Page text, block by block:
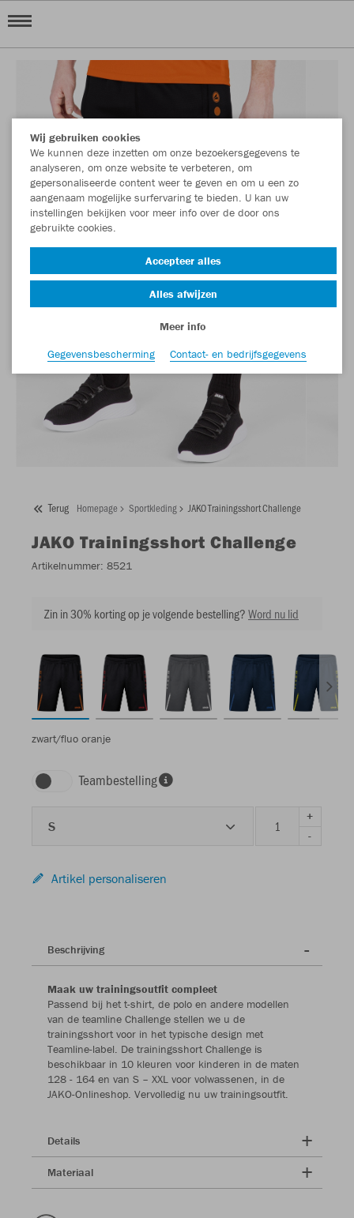
Terug Homepage Sportkleding JAKO Trainingsshort Challenge
JAKO Trainingsshort Challenge
Artikelnummer: 8521
Zin in 30% korting op je volgende bestelling?Word nu lid
zwart/fluo oranje
Teambestelling
S
+
-
Artikel personaliseren
Beschrijving
Maak uw trainingsoutfit compleet
Passend bij het t-shirt, de polo en andere modellen
van de teamline Challenge stellen we u de
trainingsshort voor in het typische design met
Teamline-label. De trainingsshort Challenge is
beschikbaar in 10 kleuren voor kinderen in de maten
128 - 164 en van S – XXL voor volwassenen, in de
JAKO-Onlineshop. Vervolledig nu uw trainingsoutfit.
Details
Materiaal
Wij gebruiken cookies
We kunnen deze inzetten om onze bezoekersgegevens te
analyseren, om onze website te verbeteren, om
gepersonaliseerde content weer te geven en om u een zo
aangenaam mogelijke surfervaring te bieden. U kan uw
instellingen bekijken voor meer info over de door ons
gebruikte cookies.
Accepteer alles
Alles afwijzen
Meer info
Gegevensbescherming
Contact- en bedrijfsgegevens